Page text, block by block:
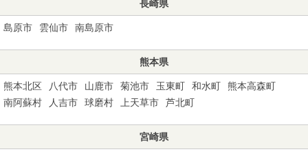
長崎県
島原市 雲仙市 南島原市
熊本県
熊本北区 八代市 山鹿市 菊池市 玉東町 和水町
熊本高森町
南阿蘇村
人吉市 球磨村 上天草市 芦北町
宮崎県